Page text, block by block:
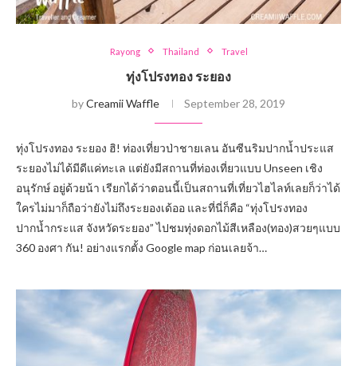
Rayong Thailand Travel
ทุ่งโปรงทอง ระยอง
byCreamii Waffle September 28, 2019
ทุ่งโปรงทอง ระยอง ฮิ! ท่องเที่ยวป่าชายเลน อันซีนริมปากน้ำประแส
ระยองไม่ได้มีดีแค่ทะเล แต่ยังมีสถานที่ท่องเที่ยวแบบ Unseen เชิง
อนุรักษ์ อยู่ด้วยน้า เรียกได้ว่าตอนนี้เป็นสถานที่เที่ยวไฮไลท์เลยก็ว่าได้
ใครไม่มาก็ถือว่ายังไม่ถึงระยองเด้ออ และที่นี่ก็คือ “ทุ่งโปรงทอง
ปากน้ำกระแส จังหวัดระยอง” ไปชมทุ่งดอกไม้สีเหลือง(ทอง)สวยๆแบบ
360 องศา กัน! อย่างแรกตั้ง Google map ก่อนเลยจ้า…